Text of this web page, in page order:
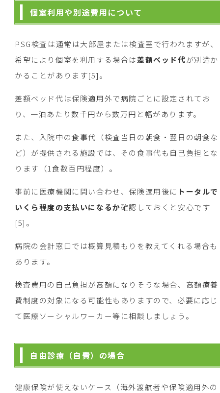
個室利用や別途費用について
PSG検査は通常は大部屋または検査室で行われますが、
希望により個室を利用する場合は差額ベッド代が別途か
かることがあります[5]。
差額ベッド代は保険適用外で病院ごとに設定されてお
り、一泊あたり数千円から数万円と幅があります。
また、入院中の食事代（検査当日の朝食・翌日の朝食な
ど）が提供される施設では、その食事代も自己負担とな
ります（1食数百円程度）。
事前に医療機関に問い合わせ、保険適用後に トータルで
いくら程度の支払いになるか確認しておくと安心です
[5]。
病院の会計窓口では概算見積もりを教えてくれる場合も
あります。
検査費用の自己負担が高額になりそうな場合、高額療養
費制度の対象になる可能性もありますので、必要に応じ
て医療ソーシャルワーカー等に相談しましょう。
自由診療（自費）の場合
健康保険が使えないケース（海外渡航者や保険適用外の